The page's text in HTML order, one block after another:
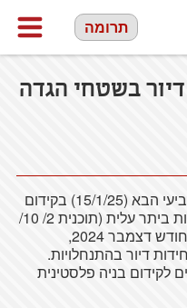
תרומה
יחידות דיור בשטחי הגדה
מועצת התכנון העליונה תדון ביום רביעי הבא (15/1/25) בקידום
372 יחידות דיור להפקדה בהתנחלות ביתר עלית (תוכנית 2/ 10/
3/ 1/ 1/ 426). כזכור, מאז מתחילת חודש דצמבר 2024,
דיור בהתנחלויות.
לקידום בניה פלסטינית